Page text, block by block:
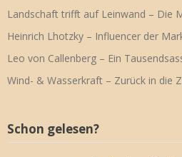
Landschaft trifft auf Leinwand – Die
Heinrich Lhotzky – Influencer der
Leo von Callenberg – Ein
Wind- & Wasserkraft – Zurück in die
Schon gelesen?